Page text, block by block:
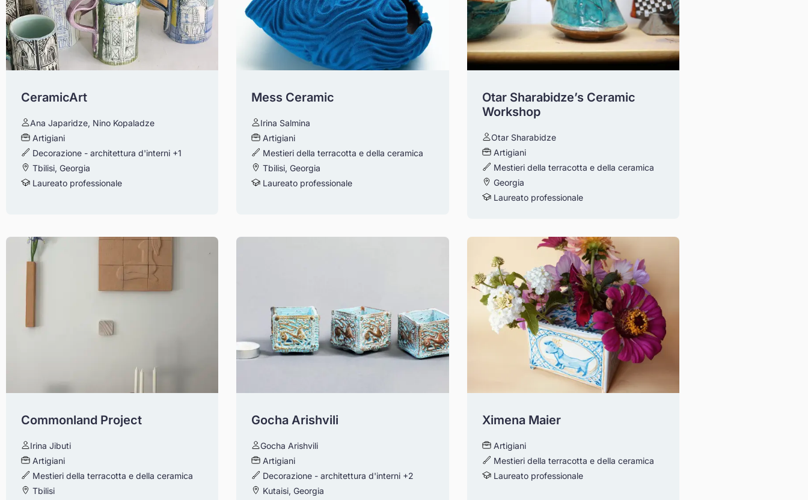
CeramicArt
Ana Japaridze, Nino Kopaladze
Artigiani
Decorazione - architettura d'interni +1
Tbilisi, Georgia
Laureato professionale
Mess Ceramic
Irina Salmina
Artigiani
Mestieri della terracotta e della ceramica
Tbilisi, Georgia
Laureato professionale
Otar Sharabidze’s Ceramic
Workshop
Otar Sharabidze
Artigiani
Mestieri della terracotta e della ceramica
Georgia
Laureato professionale
Commonland Project
Irina Jibuti
Artigiani
Mestieri della terracotta e della ceramica
Tbilisi
Gocha Arishvili
Gocha Arishvili
Artigiani
Decorazione - architettura d'interni +2
Kutaisi, Georgia
Ximena Maier
Artigiani
Mestieri della terracotta e della ceramica
Laureato professionale